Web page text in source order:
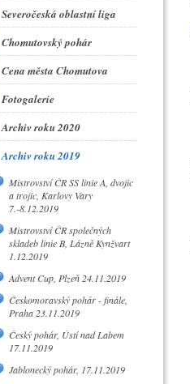
Severočeská oblastní liga
Chomutovský pohár
Cena města Chomutova
Fotogalerie
Archiv roku 2020
Archiv roku 2019
Mistrovství ČR SS linie A, dvojic
a trojic, Karlovy Vary
7.-8.12.2019
Mistrovství ČR společných
skladeb linie B, Lázně Kynžvart
1.12.2019
Advent Cup, Plzeň 24.11.2019
Českomoravský pohár - finále,
Praha 23.11.2019
Český pohár, Ústí nad Labem
17.11.2019
Jablonecký pohár, 17.11.2019